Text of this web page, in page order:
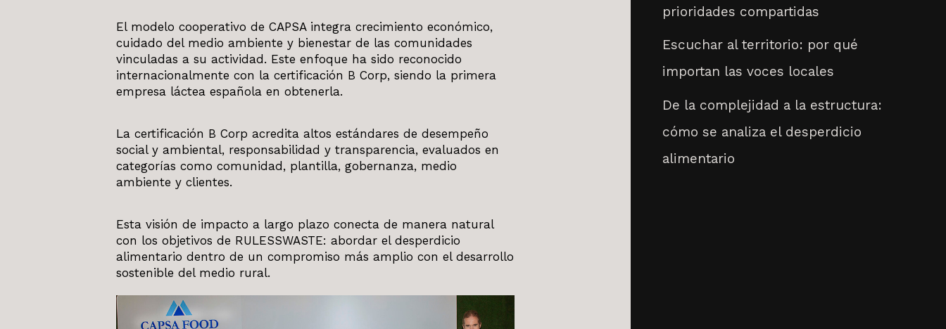
El modelo cooperativo de CAPSA integra crecimiento económico,
cuidado del medio ambiente y bienestar de las comunidades
vinculadas a su actividad. Este enfoque ha sido reconocido
internacionalmente con la certificación B Corp, siendo la primera
empresa láctea española en obtenerla.
La certificación B Corp acredita altos estándares de desempeño
social y ambiental, responsabilidad y transparencia, evaluados en
categorías como comunidad, plantilla, gobernanza, medio
ambiente y clientes.
Esta visión de impacto a largo plazo conecta de manera natural
con los objetivos de RULESSWASTE: abordar el desperdicio
alimentario dentro de un compromiso más amplio con el desarrollo
sostenible del medio rural.
prioridades compartidas
Escuchar al territorio: por qué
importan las voces locales
De la complejidad a la estructura:
cómo se analiza el desperdicio
alimentario